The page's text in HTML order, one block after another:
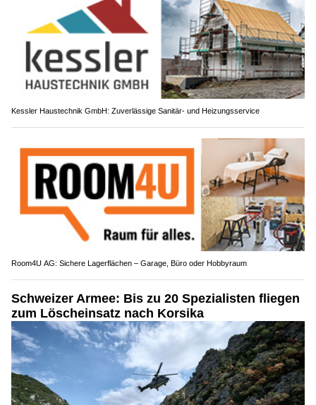
Kessler Haustechnik GmbH: Zuverlässige Sanitär- und Heizungsservice
Room4U AG: Sichere Lagerflächen – Garage, Büro oder Hobbyraum
Schweizer Armee: Bis zu 20 Spezialisten fliegen
zum Löscheinsatz nach Korsika